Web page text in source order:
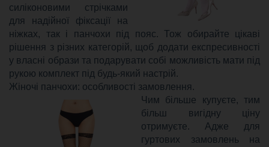
силіконовими стрічками
для надійної фіксації на
ніжках, так і панчохи під пояс. Тож обирайте цікаві
рішення з різних категорій, щоб додати експресивності
у власні образи та подарувати собі можливість мати під
рукою комплект під будь-який настрій.
Жіночі панчохи: особливості замовлення.
Чим більше купуєте, тим
більш вигідну ціну
отримуєте. Адже для
гуртових замовлень на